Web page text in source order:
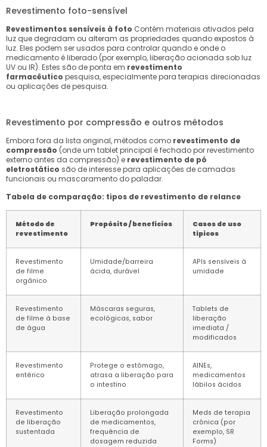
Revestimento foto-sensível
Revestimentos sensíveis à foto Contém materiais ativados pela
luz que degradam ou alteram as propriedades quando expostos à
luz. Eles podem ser usados ​​para controlar quando e onde o
medicamento é liberado (por exemplo, liberação acionada sob luz
UV ou IR). Estes são de ponta em revestimento
farmacêutico pesquisa, especialmente para terapias direcionadas
ou aplicações de pesquisa.
Revestimento por compressão e outros métodos
Embora fora da lista original, métodos como revestimento de
compressão (onde um tablet principal é fechado por revestimento
externo antes da compressão) e revestimento de pó
eletrostático são de interesse para aplicações de camadas
funcionais ou mascaramento do paladar.
Tabela de comparação: tipos de revestimento de relance
Método de
revestimento
Propósito / benefícios
Casos de uso
típicos
Revestimento
de filme
orgânico
Umidade/barreira
ácida, durável
APIs sensíveis à
umidade
Revestimento
de filme à base
de água
Máscaras seguras,
ecológicas, sabor
Tablets de
liberação
imediata /
modificados
Revestimento
entérico
Protege o estômago,
atrasa a liberação para
o intestino
AINEs,
medicamentos
lábilos ácidos
Revestimento
de liberação
sustentada
Liberação prolongada
de medicamentos,
frequência de
dosagem reduzida
Meds de terapia
crônica (por
exemplo, SR
Forms)